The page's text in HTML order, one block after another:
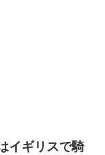
イギリスで騎